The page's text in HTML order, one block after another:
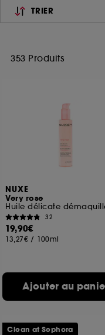
TRIER
353 Produits
NUXE
Very rose
Huile délicate
32
19,90€
13,27€ / 100ml
Ajouter au
Clean at Sephora